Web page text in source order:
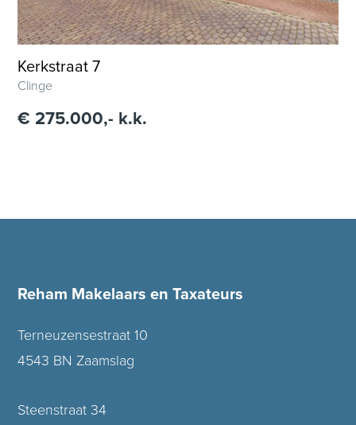
Kerkstraat 7
Clinge
€ 275.000,- k.k.
Reham Makelaars en Taxateurs
Terneuzensestraat 10
4543 BN Zaamslag
Steenstraat 34